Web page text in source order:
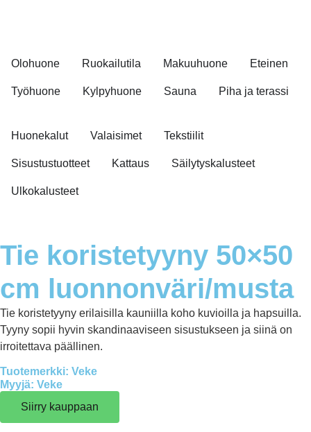
Olohuone Ruokailutila Makuuhuone Eteinen
Työhuone Kylpyhuone Sauna Piha ja terassi
Huonekalut Valaisimet Tekstiilit
Sisustustuotteet Kattaus Säilytyskalusteet
Ulkokalusteet
Tie koristetyyny 50×50
cm luonnonväri/musta
Tie koristetyyny erilaisilla kauniilla koho kuvioilla ja hapsuilla.
Tyyny sopii hyvin skandinaaviseen sisustukseen ja siinä on
irroitettava päällinen.
Tuotemerkki: Veke
Myyjä: Veke
Siirry kauppaan